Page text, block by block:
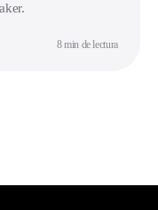
8 min de lectura